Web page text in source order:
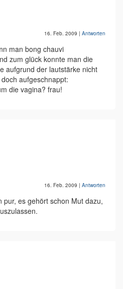
16. Feb. 2009 | Antworten
man bong chauvi
zum glück konnte man die
aufgrund der lautstärke nicht
aufgeschnappt:
die vagina? frau!
16. Feb. 2009 | Antworten
pur, es gehört schon Mut dazu,